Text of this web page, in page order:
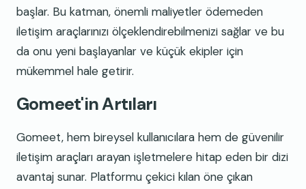
başlar. Bu katman, önemli maliyetler ödemeden
iletişim araçlarınızı ölçeklendirebilmenizi sağlar ve bu
da onu yeni başlayanlar ve küçük ekipler için
mükemmel hale getirir.
Gomeet'in Artıları
Gomeet, hem bireysel kullanıcılara hem de güvenilir
iletişim araçları arayan işletmelere hitap eden bir dizi
avantaj sunar. Platformu çekici kılan öne çıkan